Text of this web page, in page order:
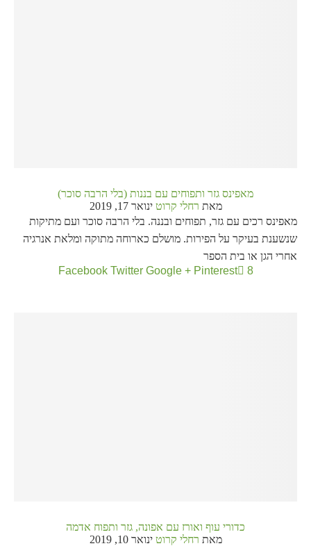
מאפינס גזר ותפוחים עם בננות (בלי הרבה סוכר)
מאת רחלי קרוט ינואר 17, 2019
מאפינס רכים עם גזר, תפוחים ובננה. בלי הרבה סוכר ועם מתיקות
שנשענת בעיקר על הפירות. מושלם כארוחה מתוקה ומלאת אנרגיה
אחרי הגן או בית הספר
8
Facebook Twitter Google + Pinterest
כדורי עוף ואורז עם אפונה, גזר ותפוח אדמה
מאת רחלי קרוט ינואר 10, 2019